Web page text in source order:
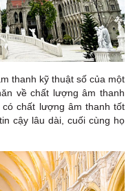
thanh kỹ thuật số của một
về chất lượng âm thanh
chất lượng âm thanh tốt
cậy lâu dài, cuối cùng họ